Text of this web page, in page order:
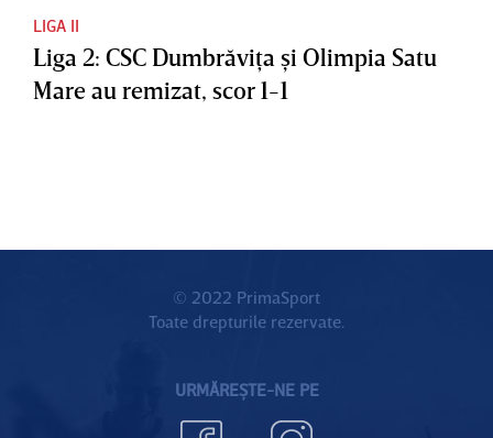
LIGA II
Liga 2: CSC Dumbrăviţa şi Olimpia Satu
Mare au remizat, scor 1-1
© 2022 PrimaSport
Toate drepturile rezervate.
URMĂREȘTE-NE PE